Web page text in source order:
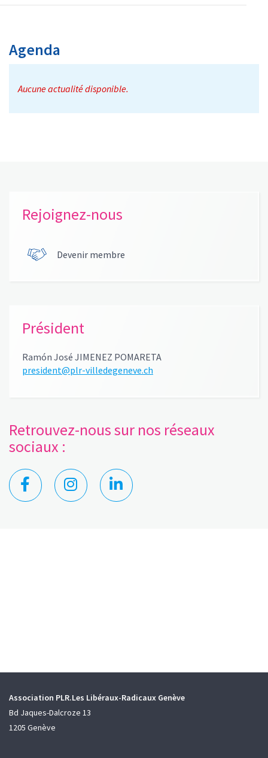
Agenda
Aucune actualité disponible.
Rejoignez-nous
Devenir membre
Président
Ramón José JIMENEZ POMARETA
president@plr-villedegeneve.ch
Retrouvez-nous sur nos réseaux
sociaux :
Association PLR.Les Libéraux-Radicaux Genève
Bd Jaques-Dalcroze 13
1205 Genève